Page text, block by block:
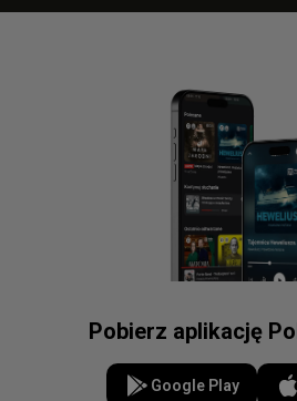
Pobierz aplikację
Google Play